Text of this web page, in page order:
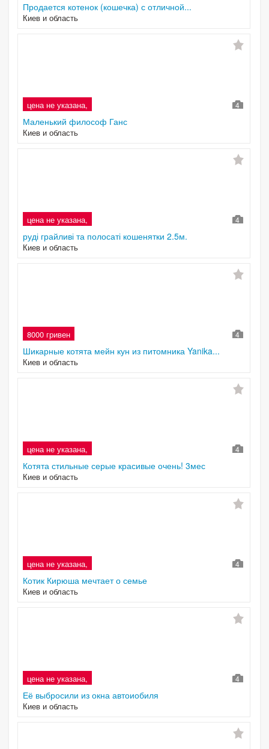
Продается котенок (кошечка) с отличной...
Киев и область
цена не указана, 4
Маленький философ Ганс
Киев и область
цена не указана, 4
руді грайливі та полосаті кошенятки 2.5м.
Киев и область
8000 гривен 4
Шикарные котята мейн кун из питомника Yanika...
Киев и область
цена не указана, 4
Котята стильные серые красивые очень! 3мес
Киев и область
цена не указана, 4
Котик Кирюша мечтает о семье
Киев и область
цена не указана, 4
Её выбросили из окна автоиобиля
Киев и область